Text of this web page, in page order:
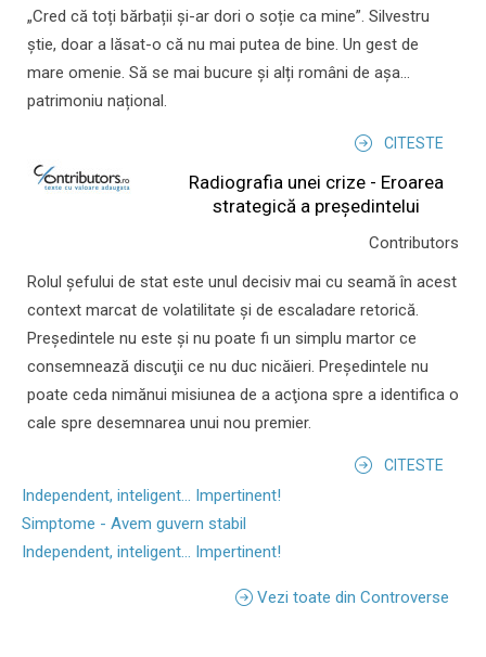
„Cred că toți bărbații și-ar dori o soție ca mine”. Silvestru
știe, doar a lăsat-o că nu mai putea de bine. Un gest de
mare omenie. Să se mai bucure și alți români de așa...
patrimoniu național.
CITESTE
Radiografia unei crize - Eroarea
strategică a președintelui
Contributors
Rolul şefului de stat este unul decisiv mai cu seamă în acest
context marcat de volatilitate şi de escaladare retorică.
Preşedintele nu este şi nu poate fi un simplu martor ce
consemnează discuţii ce nu duc nicăieri. Preşedintele nu
poate ceda nimănui misiunea de a acţiona spre a identifica o
cale spre desemnarea unui nou premier.
CITESTE
Independent, inteligent... Impertinent!
Simptome - Avem guvern stabil
Independent, inteligent... Impertinent!
Vezi toate din Controverse